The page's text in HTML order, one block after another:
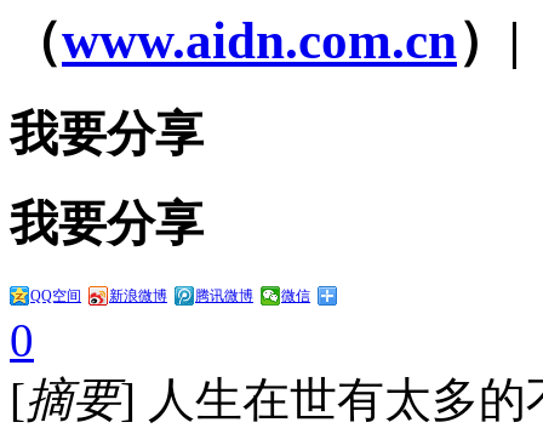
（www.aidn.com.cn） |
我要分享
我要分享
QQ空间 新浪微博 腾讯微博 微信
0
[摘要] 人生在世有太多